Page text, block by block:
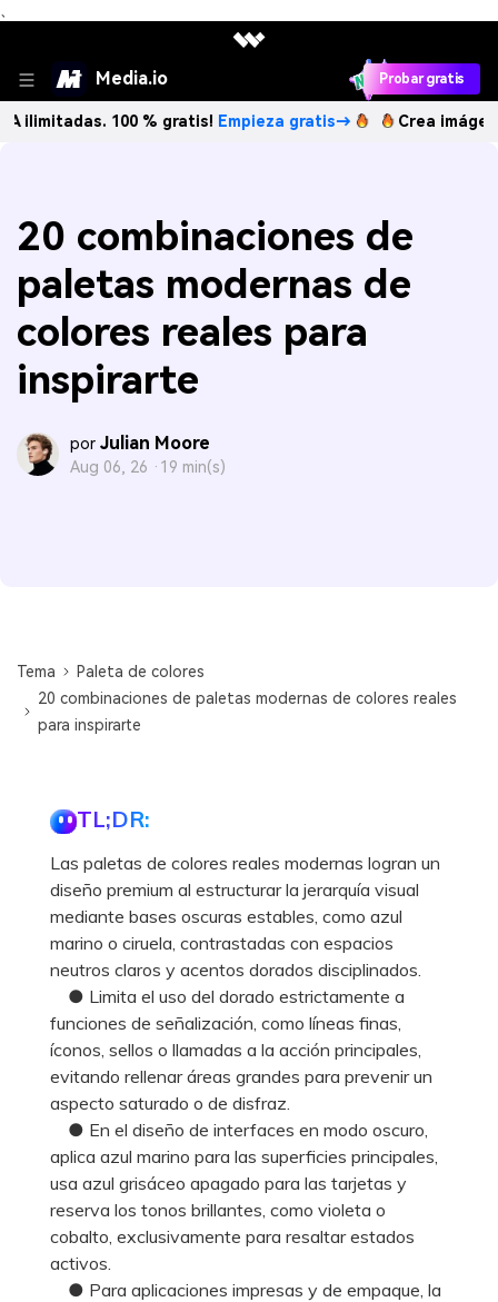
、
Media.io Probar gratis
100 % gratis!Empieza gratis→ Crea imágenes IA
20 combinaciones de
paletas modernas de
colores reales para
inspirarte
por Julian Moore
Aug 06, 26 · 19 min(s)
Tema
Paleta de colores
20 combinaciones de paletas modernas de colores reales
para inspirarte
TL;DR:
Las paletas de colores reales modernas logran un
diseño premium al estructurar la jerarquía visual
mediante bases oscuras estables, como azul
marino o ciruela, contrastadas con espacios
neutros claros y acentos dorados disciplinados.
● Limita el uso del dorado estrictamente a
funciones de señalización, como líneas finas,
íconos, sellos o llamadas a la acción principales,
evitando rellenar áreas grandes para prevenir un
aspecto saturado o de disfraz.
● En el diseño de interfaces en modo oscuro,
aplica azul marino para las superficies principales,
usa azul grisáceo apagado para las tarjetas y
reserva los tonos brillantes, como violeta o
cobalto, exclusivamente para resaltar estados
activos.
● Para aplicaciones impresas y de empaque, la